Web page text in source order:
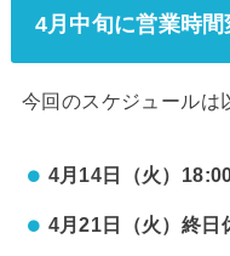
4月中旬に営業時
今回のスケジュールは
4月14日（火）
4月21日（火）終日